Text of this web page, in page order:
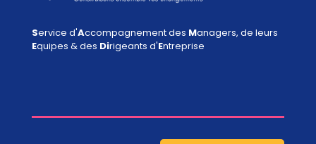
Service d'Accompagnement des Managers, de leurs
Equipes & des Dirigeants d'Entreprise